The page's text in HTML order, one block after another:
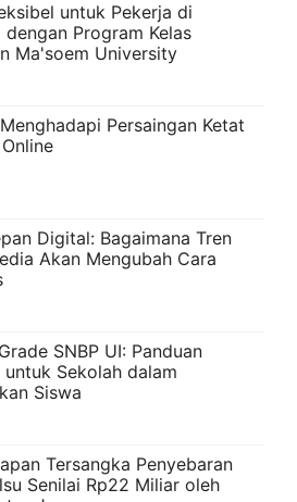
untuk Pekerja di
dengan Program Kelas
Ma'soem University
Persaingan Ketat
Digital: Bagaimana Tren
Akan Mengubah Cara
SNBP UI: Panduan
untuk Sekolah dalam
Siswa
Tersangka Penyebaran
Senilai Rp22 Miliar oleh